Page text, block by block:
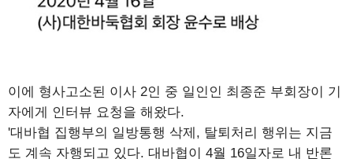
이에 형사고소된 이사 2인 중 일인인 최종준 부회장이 기
자에게 인터뷰 요청을 해왔다.
'대바협 집행부의 일방통행 삭제, 탈퇴처리 행위는 지금
도 계속 자행되고 있다. 대바협이 4월 16일자로 내 반론